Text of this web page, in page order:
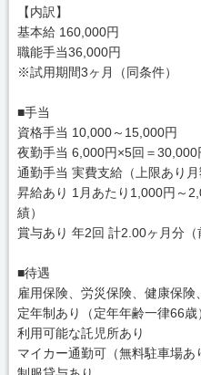
【内訳】
基本給 160,000円
職能手当36,000円
※試用期間3ヶ月（同条件）
■手当
資格手当 10,000～15,000円
夜勤手当 6,000円×5回＝30,000
通勤手当 実費支給（上限あり月
昇給あり 1月あたり1,000円～
績）
賞与あり 年2回 計2.00ヶ月分（
■待遇
雇用保険、労災保険、健康保険
定年制あり（定年年齢一律66歳
利用可能な託児所あり
マイカー通勤可（無料駐車場あ